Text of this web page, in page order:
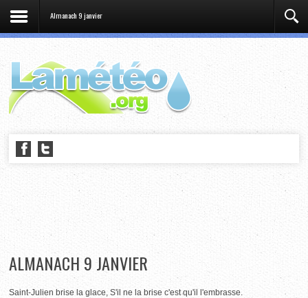
Almanach 9 janvier
ALMANACH 9 JANVIER
Saint-Julien brise la glace, S'il ne la brise c'est qu'il l'embrasse.